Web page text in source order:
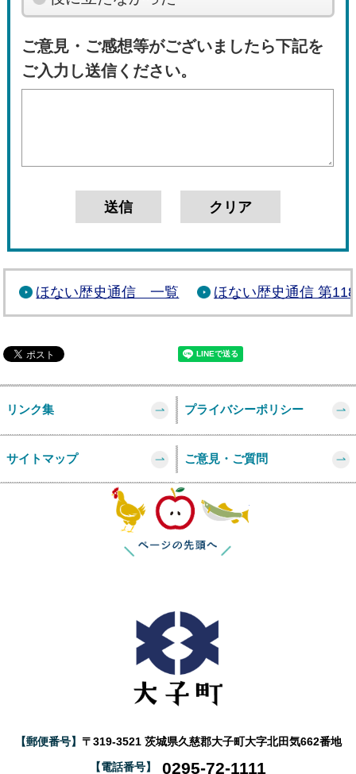
ご意見・ご感想等がございましたら下記を
ご入力し送信ください。
ほない歴史通信 一覧 ほない歴史通信 第
リンク集 プライバシーポリシー
サイトマップ ご意見・ご質問
【郵便番号】 〒319-3521 茨城県久慈郡大子町大字北田気662番地
【電話番号】 0295-72-1111